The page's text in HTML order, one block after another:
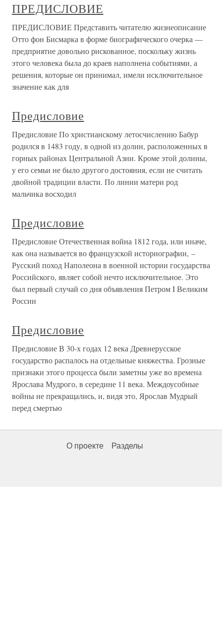
ПРЕДИСЛОВИЕ
ПРЕДИСЛОВИЕ Представить читателю жизнеописание
Отто фон Бисмарка в форме биографического очерка —
предприятие довольно рискованное, поскольку жизнь
этого человека была до краев наполнена событиями, а
решения, которые он принимал, имели исключительное
значение как для
Предисловие
Предисловие По христианскому летосчислению Бабур
родился в 1483 году, в одной из долин, расположенных в
горных районах Центральной Азии. Кроме этой долины,
у его семьи не было другого достояния, если не считать
двойной традиции власти. По линии матери род
мальчика восходил
Предисловие
Предисловие Отечественная война 1812 года, или иначе,
как она называется во французской историографии, –
Русский поход Наполеона в военной истории государства
Российского, являет собой нечто исключительное. Это
был первый случай со дня объявления Петром I Великим
России
Предисловие
Предисловие В 30-х годах 12 века Древнерусское
государство распалось на отдельные княжества. Грозные
признаки этого процесса были заметны уже во времена
Ярослава Мудрого, в середине 11 века. Междоусобные
войны не прекращались, и, видя это, Ярослав Мудрый
перед смертью
О проекте Разделы